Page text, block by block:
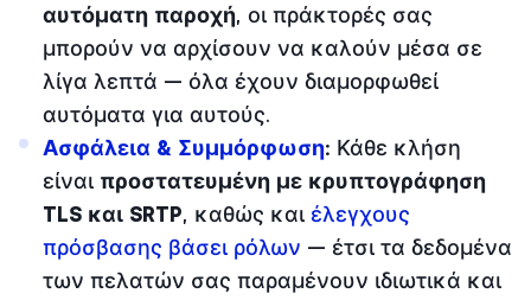
αυτόματη παροχή, οι πράκτορές σας
μπορούν να αρχίσουν να καλούν μέσα σε
λίγα λεπτά — όλα έχουν διαμορφωθεί
αυτόματα για αυτούς.
Ασφάλεια & Συμμόρφωση: Κάθε κλήση
είναι προστατευμένη με κρυπτογράφηση
TLS και SRTP, καθώς και έλεγχους
πρόσβασης βάσει ρόλων — έτσι τα δεδομένα
των πελατών σας παραμένουν ιδιωτικά και